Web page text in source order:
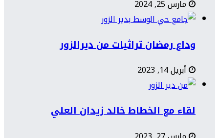
مارس 25, 2024
وداع رمضان تراثيات من ديرالزور
أبريل 14, 2023
لقاء مع الخطاط خالد زيدان العلي